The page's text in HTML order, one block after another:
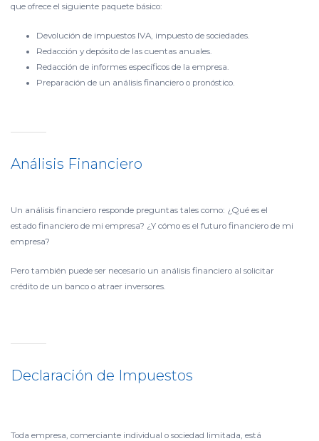
que ofrece el siguiente paquete básico:
Devolución de impuestos IVA, impuesto de sociedades.
Redacción y depósito de las cuentas anuales.
Redacción de informes específicos de la empresa.
Preparación de un análisis financiero o pronóstico.
Análisis Financiero
Un análisis financiero responde preguntas tales como: ¿Qué es el
estado financiero de mi empresa? ¿Y cómo es el futuro financiero de mi
empresa?
Pero también puede ser necesario un análisis financiero al solicitar
crédito de un banco o atraer inversores.
Declaración de Impuestos
Toda empresa, comerciante individual o sociedad limitada, está